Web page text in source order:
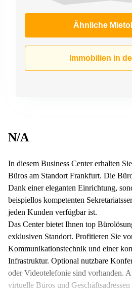
Ähnliche
Immobilien in
N/A
In diesem Business Center erhalten
Büros am Standort Frankfurt. Die
Dank einer eleganten Einrichtung,
beispiellos kompetenten
jeden Kunden verfügbar ist.
Das Center bietet Ihnen top
exklusiven Standort. Profitieren Sie
Kommunikationstechnik und einer
Infrastruktur. Optional nutzbare
oder Videotelefonie sind vorhanden.
virtuelle Büros und Geschäftsadressen